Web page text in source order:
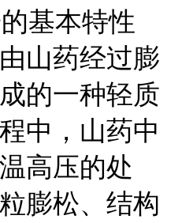
基本特性
山药经过膨
的一种轻质
中，山药中
高压的处
膨松、结构